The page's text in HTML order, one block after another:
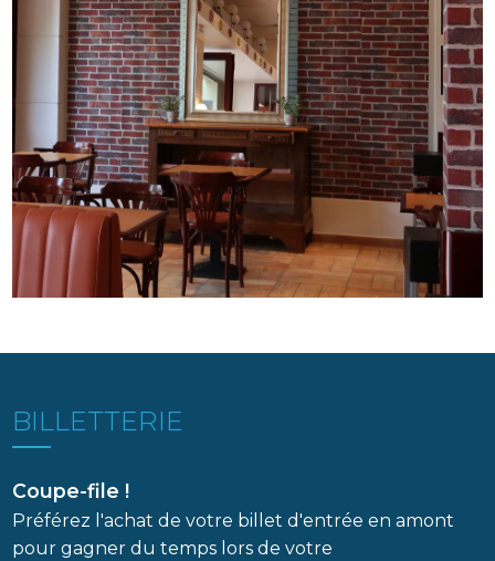
BILLETTERIE
Coupe-file !
Préférez l'achat de votre billet d'entrée en amont
pour gagner du temps lors de votre